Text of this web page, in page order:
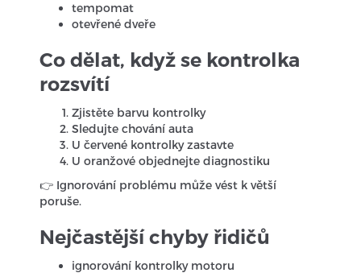
tempomat
otevřené dveře
Co dělat, když se kontrolka
rozsvítí
Zjistěte barvu kontrolky
Sledujte chování auta
U červené kontrolky zastavte
U oranžové objednejte diagnostiku
👉 Ignorování problému může vést k větší
poruše.
Nejčastější chyby řidičů
ignorování kontrolky motoru